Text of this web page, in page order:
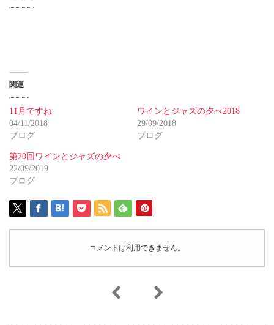
関連
11月ですね
04/11/2018
ブログ
ワインとジャズの夕べ2018
29/09/2018
ブログ
第20回ワインとジャズの夕べ
22/09/2019
ブログ
コメントは利用できません。